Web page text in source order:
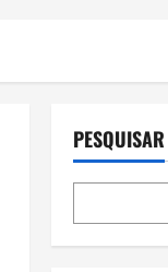
PESQUISAR